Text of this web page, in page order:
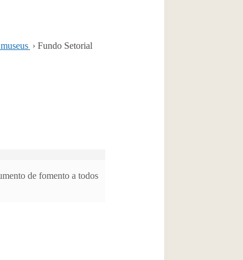
› Fundo Setorial
de fomento a todos